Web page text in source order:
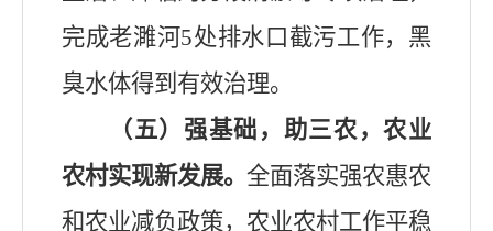
完成老濉河5处排水口截污工作， 黑
臭水体得到有效治理。
（五）强基础，助三农，农业
农村实现新发展。 全面落实强农惠农
和农业减负政策，农业农村工作平稳